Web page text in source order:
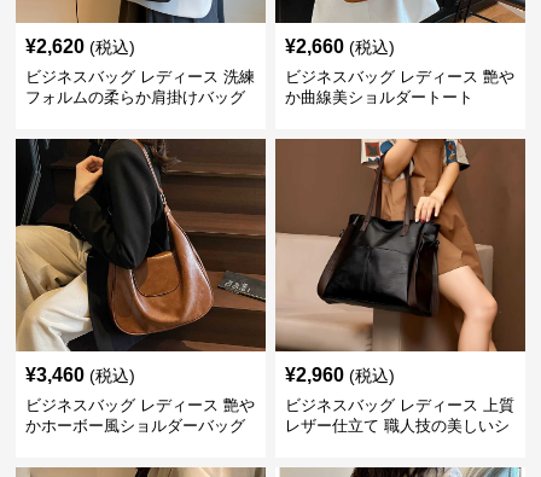
¥2,620 (税込)
ビジネスバッグ レディース 洗練
フォルムの柔らか肩掛けバッグ
¥2,660 (税込)
ビジネスバッグ レディース 艶や
か曲線美ショルダートート
¥3,460 (税込)
ビジネスバッグ レディース 艶や
かホーボー風ショルダーバッグ
¥2,960 (税込)
ビジネスバッグ レディース 上質
レザー仕立て 職人技の美しいシ